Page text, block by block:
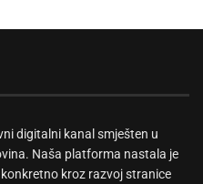
digitalni kanal smješten u
Naša platforma nastala je
kroz razvoj stranice